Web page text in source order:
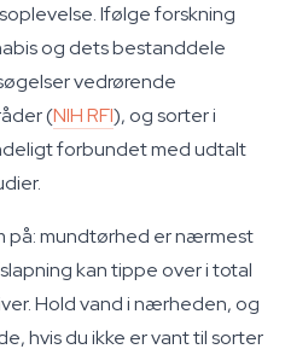
Ifølge forskning
og dets bestanddele
vedrørende
(NIH RFI), og sorter i
forbundet med udtalt
på: mundtørhed er nærmest
kan tippe over i total
Hold vand i nærheden, og
hvis du ikke er vant til sorter